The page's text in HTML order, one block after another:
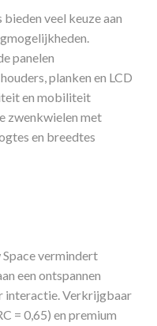
veel keuze aan
panelen
planken en LCD
en mobiliteit
zwenkwielen met
en breedtes
vermindert
een ontspannen
interactie. Verkrijgbaar
= 0,65) en premium